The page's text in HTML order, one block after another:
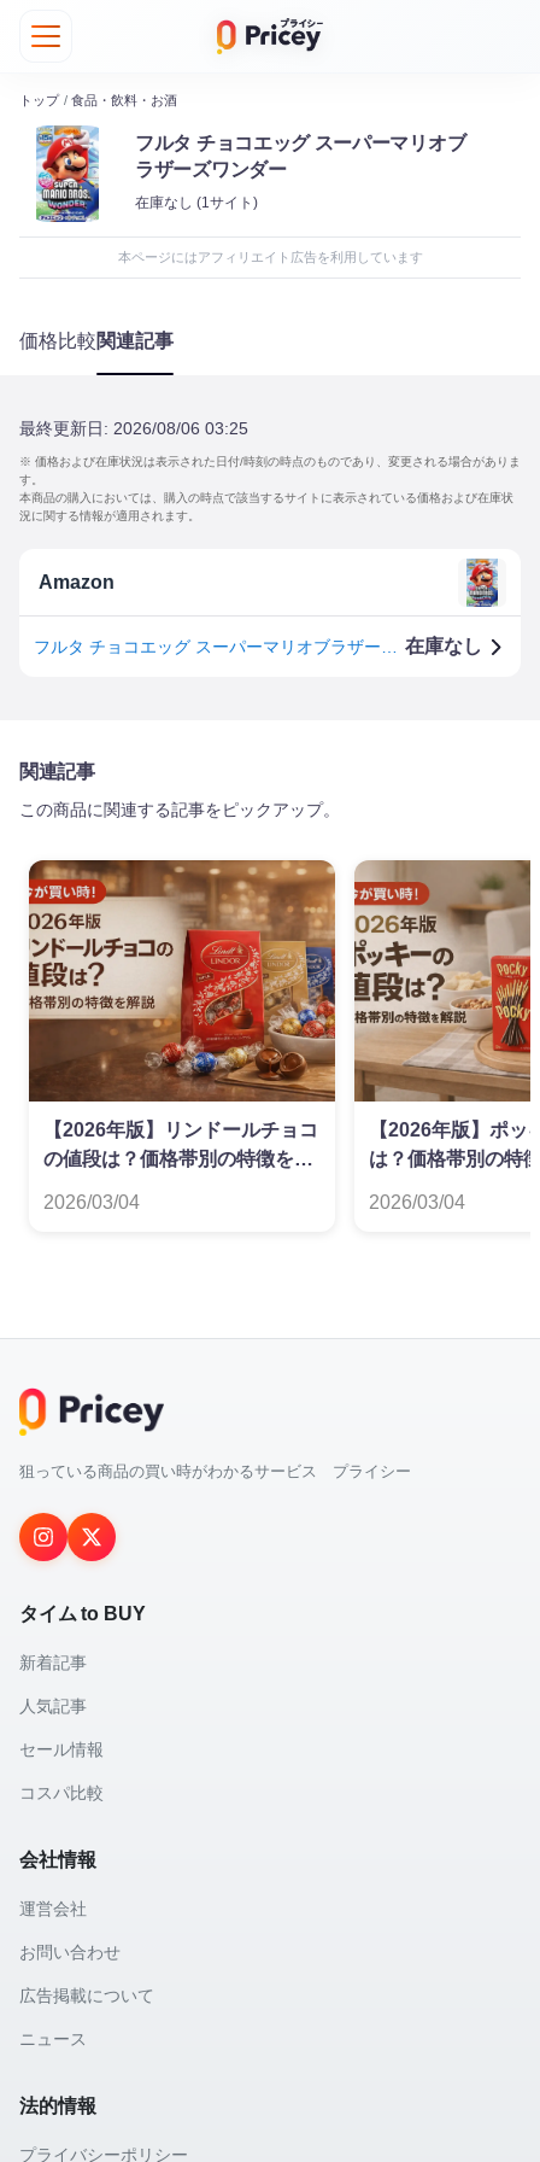
トップ / 食品・飲料・お酒
フルタ チョコエッグ スーパーマリオブ
ラザーズワンダー
在庫なし (1サイト)
本ページにはアフィリエイト広告を利用しています
価格比較関連記事
最終更新日: 2026/08/06 03:25
※ 価格および在庫状況は表示された日付/時刻の時点のものであり、変更される場合がありま
す。
本商品の購入においては、購入の時点で該当するサイトに表示されている価格および在庫状
況に関する情報が適用されます。
Amazon
在庫なし
関連記事
この商品に関連する記事をピックアップ。
【2026年版】リンドールチョコ
の値段は？価格帯別の特徴を解
2026/03/04
【2026年版】ポッ
は？価格帯別の特
2026/03/04
狙っている商品の買い時がわかるサービス プライシー
タイム to BUY
新着記事
人気記事
セール情報
コスパ比較
会社情報
運営会社
お問い合わせ
広告掲載について
ニュース
法的情報
プライバシーポリシー